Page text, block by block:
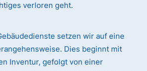
verloren geht.
setzen wir auf eine
Dies beginnt mit
Inventur, gefolgt von einer